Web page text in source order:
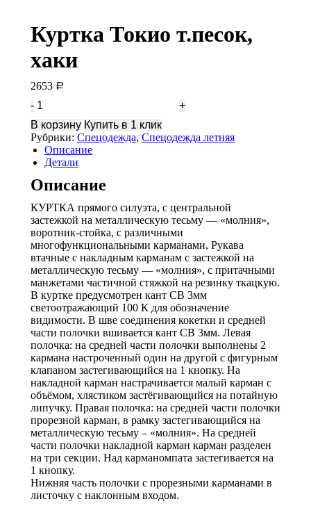
Куртка Токио т.песок,
хаки
2653 Р
Количество
Токио
т.песок,
хаки
В корзину Купить в 1 клик
Рубрики: Спецодежда, Спецодежда летняя
Описание
Детали
Описание
КУРТКА прямого силуэта, с центральной
застежкой на металлическую тесьму — «молния»,
воротник-стойка, с различными
многофункциональными карманами, Рукава
втачные с накладным карманам с застежкой на
металлическую тесьму — «молния», с притачными
манжетами частичной стяжкой на резинку ткацкую.
В куртке предусмотрен кант СВ 3мм
светоотражающий 100 К для обозначение
видимости. В шве соединения кокетки и средней
части полочки вшивается кант СВ 3мм. Левая
полочка: на средней части полочки выполнены 2
кармана настроченный один на другой с фигурным
клапаном застегивающийся на 1 кнопку. На
накладной карман настрачивается малый карман с
объёмом, хлястиком застёгивающийся на потайную
липучку. Правая полочка: на средней части полочки
прорезной карман, в рамку застегивающийся на
металлическую тесьму – «молния». На средней
части полочки накладной карман карман разделен
на три секции. Над карманомпата застегивается на
1 кнопку.
Нижняя часть полочки с прорезными карманами в
листочку с наклонным входом.